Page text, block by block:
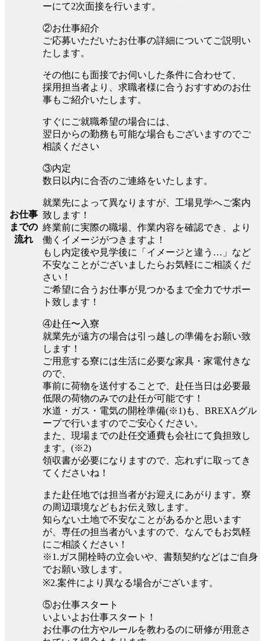
お仕事
までの
流れ
ーにて2次面接を行います。
②お仕事紹介
ご応募いただいたお仕事の詳細についてご説明い
たします。
その他にも面接でお伺いした条件に合わせて、
採用担当者より、求職者様に合うおすすめのお仕
事もご紹介いたします。
すぐにご就職希望の場合には、
翌日からの勤務も可能な場合もございますのでご
相談ください
③内定
数日以内に合否のご連絡をいたします。
就業先によって異なりますが、工場見学へご案内
致します！
終業前に実際の職場、作業内容を確認でき、より
働くイメージがつきますよ！
もし内定後や見学後に「イメージと違う…」など
不安なことがございましたらお気軽にご相談くだ
さい！
ご希望に合うお仕事が見つかるまで全力でサポー
ト致します！
④赴任〜入寮
就業先が遠方の場合は引っ越しの準備をお願い致
します！
ご用意する寮には生活に必要な家具・家電付きな
ので、
事前に荷物を送付することで、赴任当日は必要最
低限の荷物のみでの赴任が可能です！
水道・ガス・電気の開栓準備(※1)も、BREXAグル
ープで行いますのでご安心ください。
また、現場までの赴任交通費も会社にて負担致し
ます。(※2)
領収書が必要になりますので、忘れずに取ってき
てくださいね！
また赴任地では担当者がお迎えにあがります。寮
の周辺環境などもお伝え致します。
知らない土地で不安なことがあるかと思います
が、専任の担当者がいますので、なんでもお気軽
にご相談ください！
※1.ガス開栓時の立会いや、書類契約などはご自身
でお願い致します。
※2.案件により異なる場合がございます。
⑤お仕事スタート
いよいよお仕事スタート！
お仕事の仕方やルールを教わるのに研修が用意さ